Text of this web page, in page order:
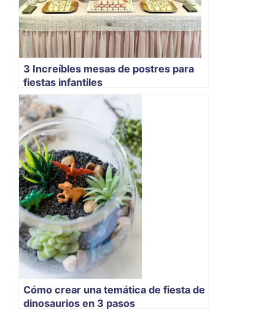
3 Increíbles mesas de postres para
fiestas infantiles
Cómo crear una temática de fiesta de
dinosaurios en 3 pasos